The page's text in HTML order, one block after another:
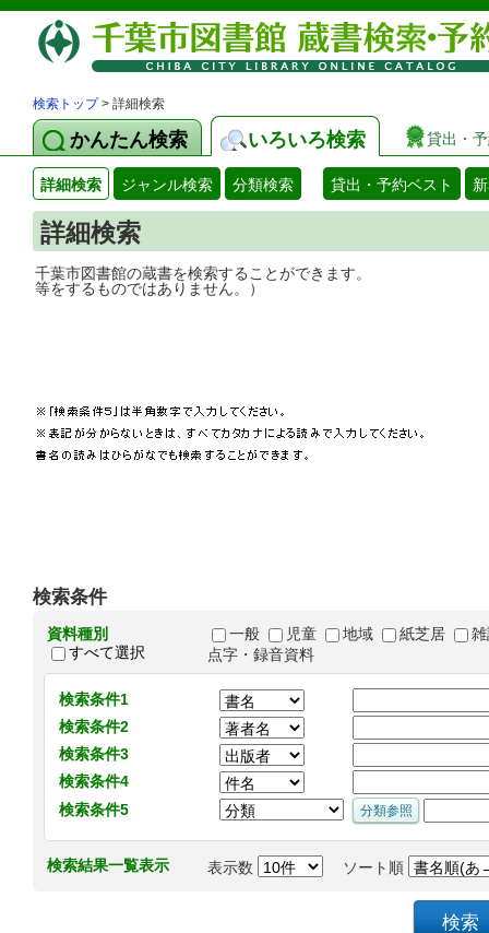
検索トップ> 詳細検索
かんたん検索 いろいろ検索 貸出・
詳細検索 ジャンル検索 分類検索 貸出・予約ベスト
詳細検索
千葉市図書館の蔵書を検索することがで
等をするものではありません。）
検索条件
資料種別
すべて選択
一般 児童 地域 紙芝居
点字・録音資料
検索条件1
検索条件2
検索条件3
検索条件4
検索条件5
検索結果一覧表示 表示数 ソート順